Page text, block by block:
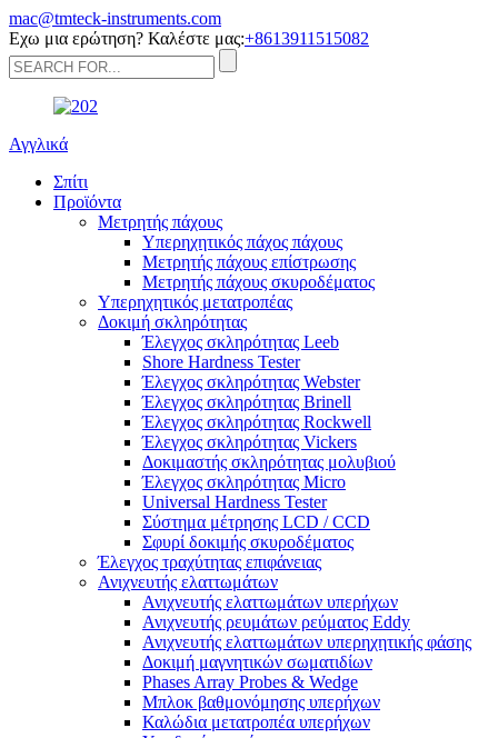
mac@tmteck-instruments.com
Εχω μια ερώτηση? Καλέστε μας:+8613911515082
Αγγλικά
Σπίτι
Προϊόντα
Μετρητής πάχους
Υπερηχητικός πάχος πάχους
Μετρητής πάχους επίστρωσης
Μετρητής πάχους σκυροδέματος
Υπερηχητικός μετατροπέας
Δοκιμή σκληρότητας
Έλεγχος σκληρότητας Leeb
Shore Hardness Tester
Έλεγχος σκληρότητας Webster
Έλεγχος σκληρότητας Brinell
Έλεγχος σκληρότητας Rockwell
Έλεγχος σκληρότητας Vickers
Δοκιμαστής σκληρότητας μολυβιού
Έλεγχος σκληρότητας Micro
Universal Hardness Tester
Σύστημα μέτρησης LCD / CCD
Σφυρί δοκιμής σκυροδέματος
Έλεγχος τραχύτητας επιφάνειας
Ανιχνευτής ελαττωμάτων
Ανιχνευτής ελαττωμάτων υπερήχων
Ανιχνευτής ρευμάτων ρεύματος Eddy
Ανιχνευτής ελαττωμάτων υπερηχητικής φάσης
Δοκιμή μαγνητικών σωματιδίων
Phases Array Probes & Wedge
Μπλοκ βαθμονόμησης υπερήχων
Καλώδια μετατροπέα υπερήχων